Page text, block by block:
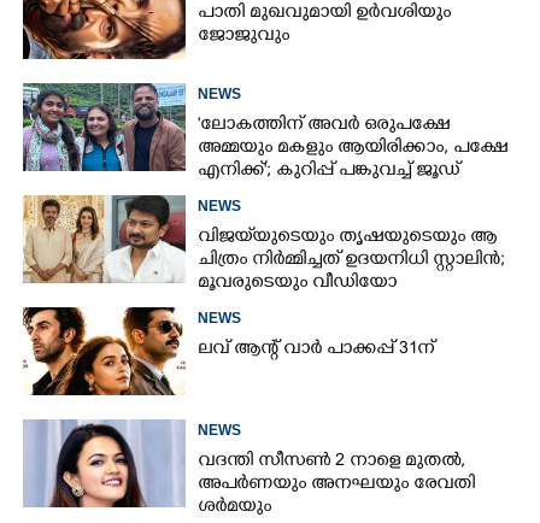
പാതി മുഖവുമായി ഉർവശിയും
ജോജുവും
NEWS
'ലോകത്തിന് അവർ ഒരുപക്ഷേ
അമ്മയും മകളും ആയിരിക്കാം, പക്ഷേ
എനിക്ക്'; കുറിപ്പ് പങ്കുവച്ച് ജൂഡ്
NEWS
വിജയ്‌യുടെയും തൃഷയുടെയും ആ
ചിത്രം നിർമ്മിച്ചത് ഉദയനിധി സ്റ്റാലിൻ;
മൂവരുടെയും വീഡിയോ
NEWS
ലവ് ആന്റ് വാർ പാക്കപ്പ് 31ന്
NEWS
വദന്തി സീസൺ 2 നാളെ മുതൽ,
അപർണയും അനഘയും രേവതി
ശർമയും